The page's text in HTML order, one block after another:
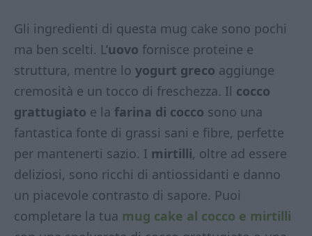
Gli ingredienti di questa mug cake sono pochi
ma ben scelti. L’uovo fornisce proteine e
struttura, mentre lo yogurt greco aggiunge
cremosità e un tocco di freschezza. Il cocco
grattugiato e la farina di cocco sono una
fantastica fonte di grassi sani e fibre, perfette
per mantenerti sazio. I mirtilli, oltre ad essere
deliziosi, sono ricchi di antiossidanti e danno
un piacevole contrasto di sapore. Puoi
completare la tua mug cake al cocco e mirtilli